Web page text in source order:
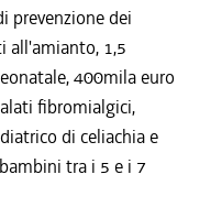
prevenzione dei
all'amianto, 1,5
400mila euro
fibromialgici,
di celiachia e
tra i 5 e i 7